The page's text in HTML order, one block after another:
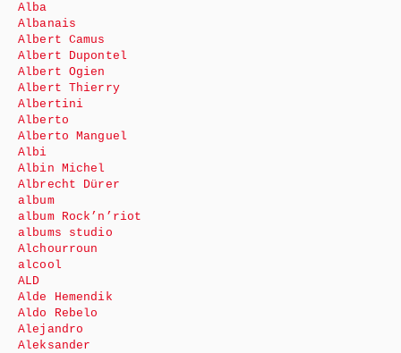
Alba
Albanais
Albert Camus
Albert Dupontel
Albert Ogien
Albert Thierry
Albertini
Alberto
Alberto Manguel
Albi
Albin Michel
Albrecht Dürer
album
album Rock’n’riot
albums studio
Alchourroun
alcool
ALD
Alde Hemendik
Aldo Rebelo
Alejandro
Aleksander